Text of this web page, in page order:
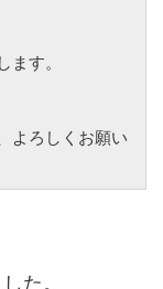
す。
よろしくお願い
た。